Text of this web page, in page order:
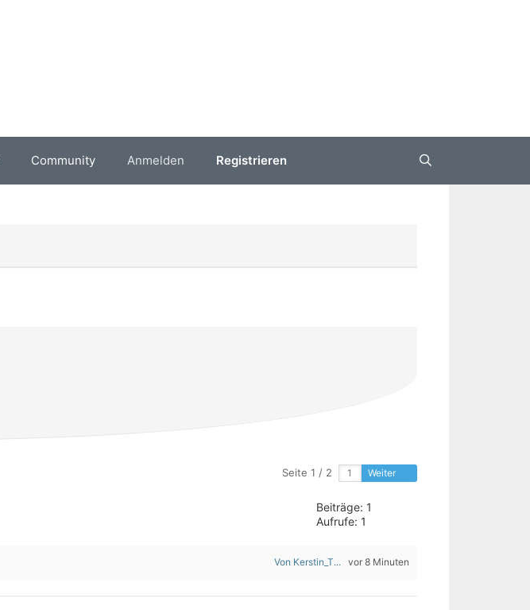
Community Anmelden Registrieren
Seite 1 / 2 Weiter
Beiträge: 1
Aufrufe: 1
Von Kerstin_T... vor 8 Minuten